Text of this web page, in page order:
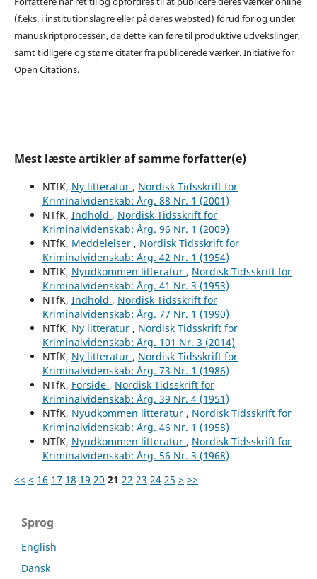
(f.eks. i institutionslagre eller på deres websted) forud for og under
manuskriptprocessen, da dette kan føre til produktive udvekslinger,
samt tidligere og større citater fra publicerede værker. Initiative for
Open Citations.
Mest læste artikler af samme forfatter(e)
NTfK, Ny litteratur , Nordisk Tidsskrift for
Kriminalvidenskab: Årg. 88 Nr. 1 (2001)
NTfK, Indhold , Nordisk Tidsskrift for
Kriminalvidenskab: Årg. 96 Nr. 1 (2009)
NTfK, Meddelelser , Nordisk Tidsskrift for
Kriminalvidenskab: Årg. 42 Nr. 1 (1954)
NTfK, Nyudkommen litteratur , Nordisk Tidsskrift for
Kriminalvidenskab: Årg. 41 Nr. 3 (1953)
NTfK, Indhold , Nordisk Tidsskrift for
Kriminalvidenskab: Årg. 77 Nr. 1 (1990)
NTfK, Ny litteratur , Nordisk Tidsskrift for
Kriminalvidenskab: Årg. 101 Nr. 3 (2014)
NTfK, Ny litteratur , Nordisk Tidsskrift for
Kriminalvidenskab: Årg. 73 Nr. 1 (1986)
NTfK, Forside , Nordisk Tidsskrift for
Kriminalvidenskab: Årg. 39 Nr. 4 (1951)
NTfK, Nyudkommen litteratur , Nordisk Tidsskrift for
Kriminalvidenskab: Årg. 46 Nr. 1 (1958)
NTfK, Nyudkommen litteratur , Nordisk Tidsskrift for
Kriminalvidenskab: Årg. 56 Nr. 3 (1968)
<< < 16 17 18 19 20 21 22 23 24 25 > >>
Sprog
English
Dansk